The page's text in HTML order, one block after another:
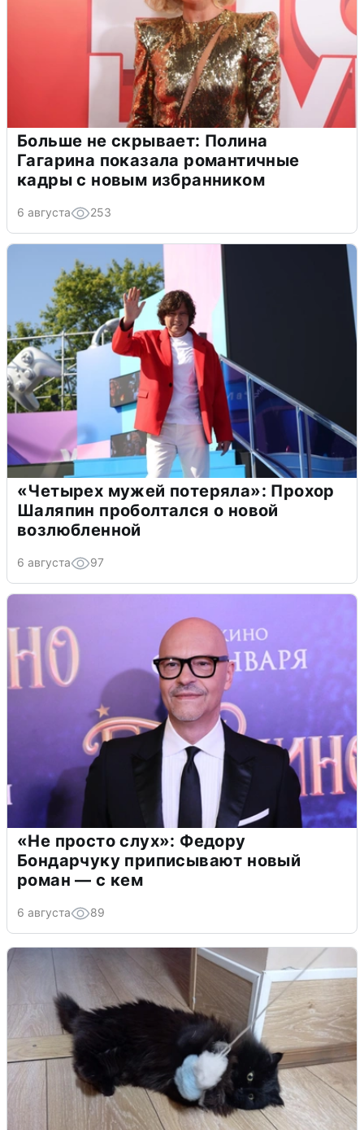
Больше не скрывает: Полина
Гагарина показала романтичные
кадры с новым избранником
6 августа 253
«Четырех мужей потеряла»: Прохор
Шаляпин проболтался о новой
возлюбленной
6 августа 97
«Не просто слух»: Федору
Бондарчуку приписывают новый
роман — с кем
6 августа 89